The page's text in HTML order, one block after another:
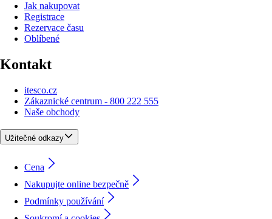
Jak nakupovat
Registrace
Rezervace času
Oblíbené
Kontakt
itesco.cz
Zákaznické centrum - 800 222 555
Naše obchody
Užitečné odkazy
Cena
Nakupujte online bezpečně
Podmínky používání